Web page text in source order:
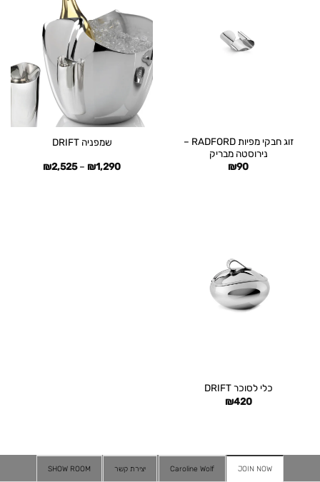
זוג חבקי מפיות RADFORD –
נירוסטה מבריק
₪90
שמפניה DRIFT
₪1,290
–
₪2,525
כלי לסוכר DRIFT
₪420
JOIN NOW
Caroline Wolf יצירת קשר SHOW ROOM